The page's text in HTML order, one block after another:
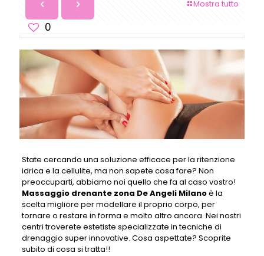
Mostra tutto
0
State cercando una soluzione efficace per la ritenzione
idrica e la cellulite, ma non sapete cosa fare? Non
preoccuparti, abbiamo noi quello che fa al caso vostro!
Massaggio drenante zona De Angeli Milanoè la
scelta migliore per modellare il proprio corpo, per
tornare o restare in forma e molto altro ancora. Nei nostri
centri troverete estetiste specializzate in tecniche di
drenaggio super innovative. Cosa aspettate? Scoprite
subito di cosa si tratta!!